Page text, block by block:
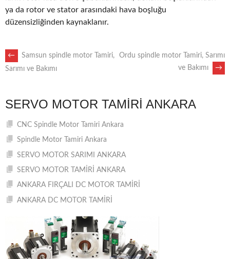
ya da rotor ve stator arasındaki hava boşluğu
düzensizliğinden kaynaklanır.
POST
←
Samsun spindle motor Tamiri,
Sarımı ve Bakımı
Ordu spindle motor Tamiri, Sarımı
ve Bakımı
→
SERVO MOTOR TAMIRI ANKARA
CNC Spindle Motor Tamiri Ankara
Spindle Motor Tamiri Ankara
SERVO MOTOR SARIMI ANKARA
SERVO MOTOR TAMİRİ ANKARA
ANKARA FIRÇALI DC MOTOR TAMİRİ
ANKARA DC MOTOR TAMİRİ